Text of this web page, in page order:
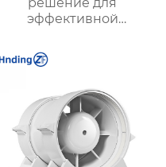
эффективной
оптимизации работы